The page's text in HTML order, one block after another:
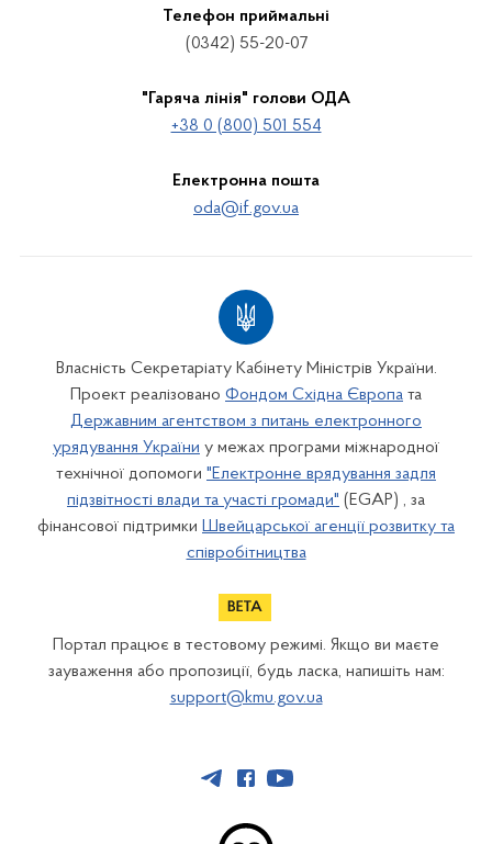
Телефон приймальні
(0342) 55-20-07
"Гаряча лінія" голови ОДА
+38 0 (800) 501 554
Електронна пошта
oda@if.gov.ua
Власність Секретаріату Кабінету Міністрів України.
Проект реалізовано Фондом Східна Європа та
Державним агентством з питань електронного
урядування України у межах програми міжнародної
технічної допомоги "Електронне врядування задля
підзвітності влади та участі громади" (EGAP) , за
фінансової підтримки Швейцарської агенції розвитку та
співробітництва
Портал працює в тестовому режимі. Якщо ви маєте
зауваження або пропозиції, будь ласка, напишіть нам:
support@kmu.gov.ua